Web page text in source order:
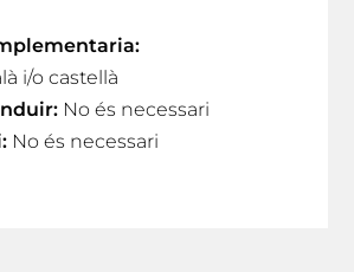
i/o castellà
No és necessari
No és necessari